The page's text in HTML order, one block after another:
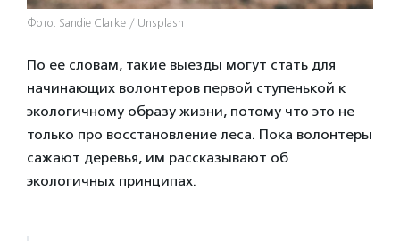
Фото: Sandie Clarke / Unsplash
По ее словам, такие выезды могут стать для
начинающих волонтеров первой ступенькой к
экологичному образу жизни, потому что это не
только про восстановление леса. Пока волонтеры
сажают деревья, им рассказывают об
экологичных принципах.